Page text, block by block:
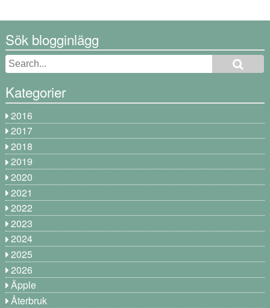
Sök blogginlägg
Kategorier
2016
2017
2018
2019
2020
2021
2022
2023
2024
2025
2026
Äpple
Återbruk